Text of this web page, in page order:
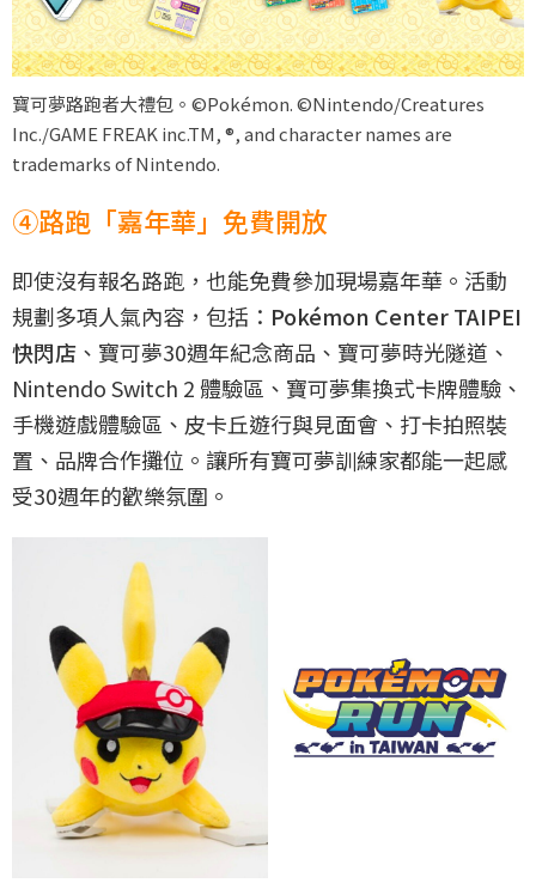
寶可夢路跑者大禮包。©Pokémon. ©Nintendo/Creatures
Inc./GAME FREAK inc.TM, ®, and character names are
trademarks of Nintendo.
④路跑「嘉年華」免費開放
即使沒有報名路跑，也能免費參加現場嘉年華。活動
規劃多項人氣內容，包括： Pokémon Center TAIPEI
快閃店 、寶可夢30週年紀念商品、寶可夢時光隧道、
Nintendo Switch 2 體驗區、寶可夢集換式卡牌體驗、
手機遊戲體驗區、皮卡丘遊行與見面會、打卡拍照裝
置、品牌合作攤位。讓所有寶可夢訓練家都能一起感
受30週年的歡樂氛圍。